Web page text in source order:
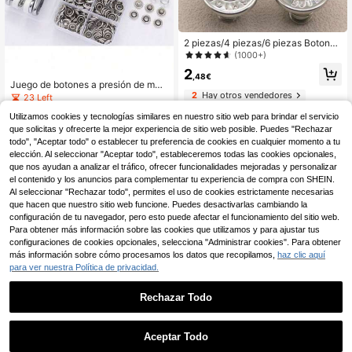
Juego de botones a presión de met
al DIY con pinzas, adecuado para c
no (9.5mm), utilizado para ropa, mo
chilas, monos, costura y artesanías,
pinzas de mano para botones a pre
sión sin costura, botones macho-he
mbra invisibles multifunción, botone
s a presión ocultos
23 Left
4,38€
1Hay otros vendedores
2 piezas/4 piezas/6 piezas Botones
de repuesto para jeans, botones par
ones para cintura con letras platead
ionales en forma de cono, ajustable
ans y faldas, juego de botones de ci
erre para jeans sin necesidad de co
ser
(1000+)
2 ,48€
2Hay otros vendedores
1
Utilizamos cookies y tecnologías similares en nuestro sitio web para brindar el servicio
que solicitas y ofrecerte la mejor experiencia de sitio web posible. Puedes "Rechazar
todo", "Aceptar todo" o establecer tu preferencia de cookies en cualquier momento a tu
elección. Al seleccionar "Aceptar todo", estableceremos todas las cookies opcionales,
que nos ayudan a analizar el tráfico, ofrecer funcionalidades mejoradas y personalizar
el contenido y los anuncios para complementar tu experiencia de compra con SHEIN.
Al seleccionar "Rechazar todo", permites el uso de cookies estrictamente necesarias
que hacen que nuestro sitio web funcione. Puedes desactivarlas cambiando la
configuración de tu navegador, pero esto puede afectar el funcionamiento del sitio web.
Para obtener más información sobre las cookies que utilizamos y para ajustar tus
configuraciones de cookies opcionales, selecciona "Administrar cookies". Para obtener
más información sobre cómo procesamos los datos que recopilamos, haz clic aquí
para ver nuestra Política de privacidad.
Rechazar Todo
Aceptar Todo